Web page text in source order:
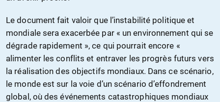
Le document fait valoir que l’instabilité politique et
mondiale sera exacerbée par « un environnement qui se
dégrade rapidement », ce qui pourrait encore «
alimenter les conflits et entraver les progrès futurs vers
la réalisation des objectifs mondiaux. Dans ce scénario,
le monde est sur la voie d’un scénario d’effondrement
global, où des événements catastrophiques mondiaux